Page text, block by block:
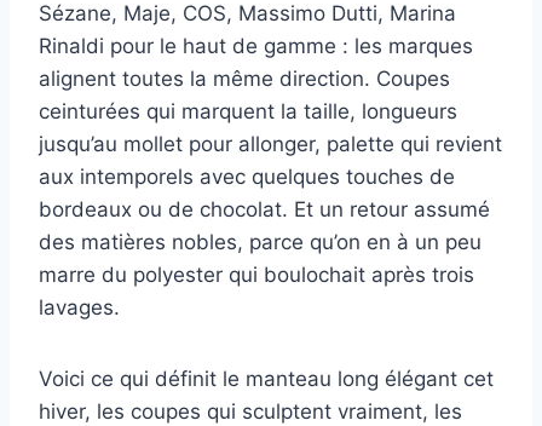
Sézane, Maje, COS, Massimo Dutti, Marina
Rinaldi pour le haut de gamme : les marques
alignent toutes la même direction. Coupes
ceinturées qui marquent la taille, longueurs
jusqu’au mollet pour allonger, palette qui revient
aux intemporels avec quelques touches de
bordeaux ou de chocolat. Et un retour assumé
des matières nobles, parce qu’on en à un peu
marre du polyester qui boulochait après trois
lavages.
Voici ce qui définit le manteau long élégant cet
hiver, les coupes qui sculptent vraiment, les